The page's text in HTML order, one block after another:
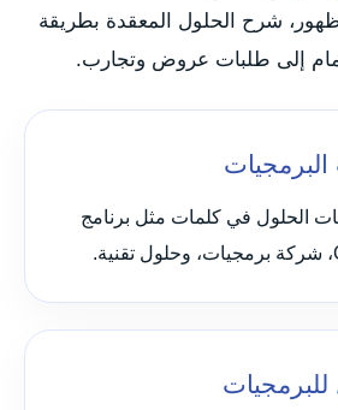
شرح الحلول المعقدة بطريقة
إلى طلبات عروض وتجارب.
الحلول في كلمات مثل برنامج
للبرمجيات